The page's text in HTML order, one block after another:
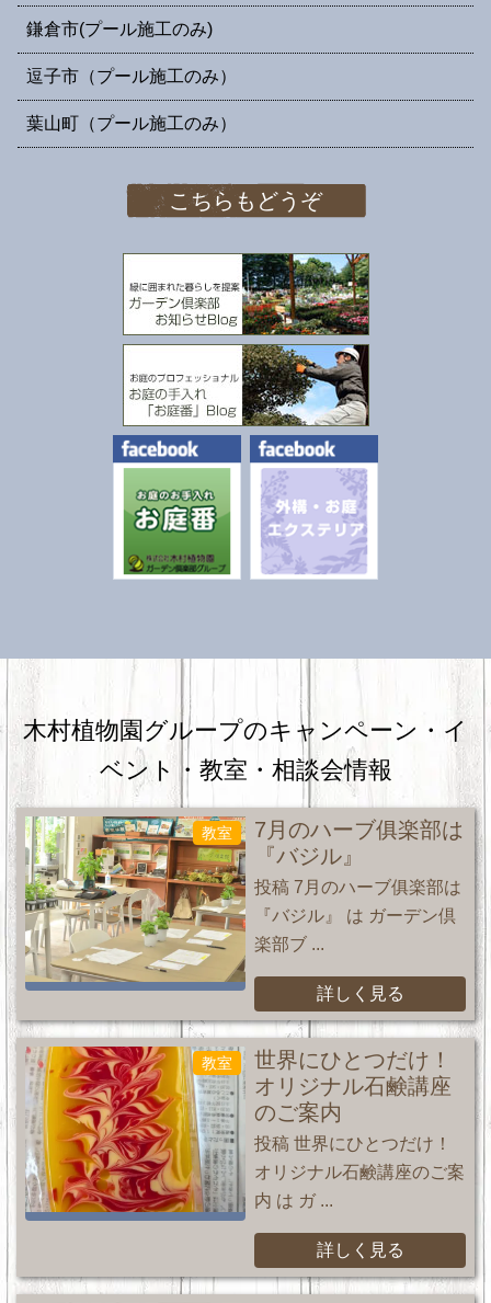
鎌倉市(プール施工のみ)
逗子市（プール施工のみ）
葉山町（プール施工のみ）
こちらもどうぞ
木村植物園グループのキャンペーン・ イ
ベント・教室・相談会情報
教室
7月のハーブ俱楽部は
『バジル』
投稿 7月のハーブ俱楽部は
『バジル』 は ガーデン倶
楽部ブ ...
詳しく見る
教室
世界にひとつだけ！
オリジナル石鹸講座
のご案内
投稿 世界にひとつだけ！
オリジナル石鹸講座のご案
内 は ガ ...
詳しく見る